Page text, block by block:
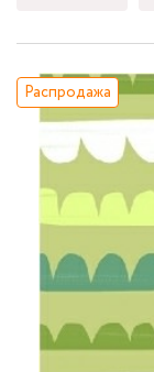
Распродажа